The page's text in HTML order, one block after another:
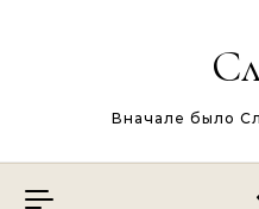
Вначале было